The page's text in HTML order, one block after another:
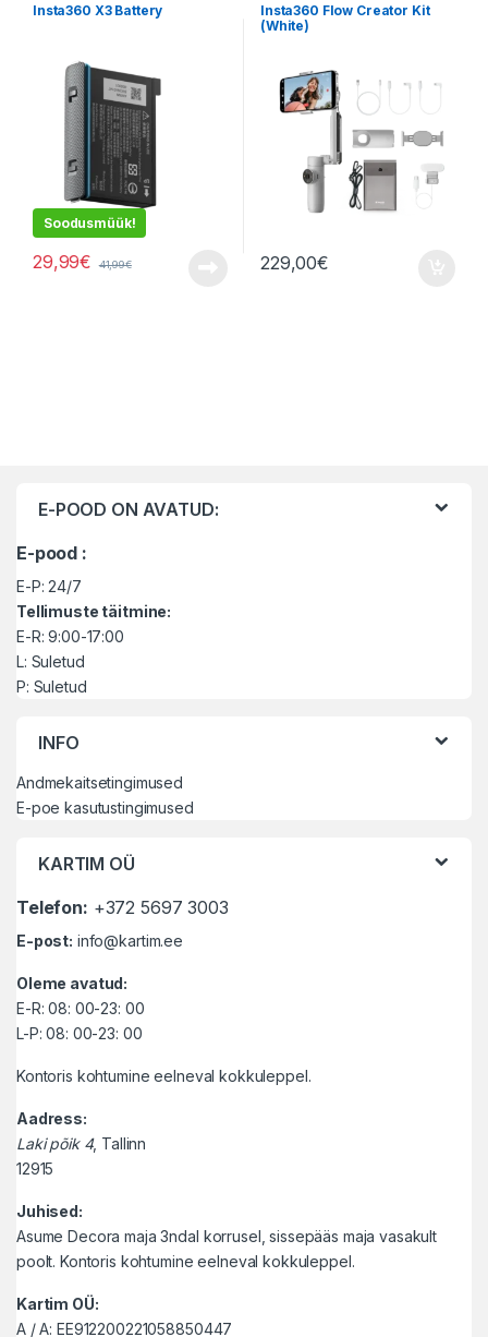
Insta360 X3 Battery
Soodusmüük!
29,99€ 41,99€
Insta360 Flow Creator Kit
(White)
229,00€
E-POOD ON AVATUD:
E-pood :
E-P: 24/7
Tellimuste täitmine:
E-R: 9:00-17:00
L: Suletud
P: Suletud
INFO
Andmekaitsetingimused
E-poe kasutustingimused
KARTIM OÜ
Telefon: +372 5697 3003
E-post: info@kartim.ee
Oleme avatud:
E-R: 08: 00-23: 00
L-P: 08: 00-23: 00
Kontoris kohtumine eelneval kokkuleppel.
Aadress:
Laki põik 4, Tallinn
12915
Juhised:
Asume Decora maja 3ndal korrusel, sissepääs maja vasakult
poolt. Kontoris kohtumine eelneval kokkuleppel.
Kartim OÜ:
A / A: EE912200221058850447